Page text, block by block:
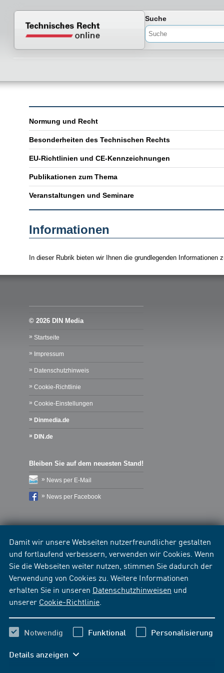
Damit wir unsere Webseiten nutzerfreundlicher gestalten
und fortlaufend verbessern, verwenden wir Cookies. Wenn
Sie die Webseiten weiter nutzen, stimmen Sie dadurch der
Verwendung von Cookies zu. Weitere Informationen
erhalten Sie in unseren Datenschutzhinweisen und
unserer Cookie-Richtlinie
Notwendig Funktional Personalisierung
Details anzeigen
Normenportal Barrierefreiheit
Suche
Normung und Recht
Besonderheiten des Technischen Rechts
EU-Richtlinien und CE-Kennzeichnungen
Publikationen zum Thema
Veranstaltungen und Seminare
Informationen
In dieser Rubrik bieten wir Ihnen die grundlegenden Informationen
© 2026 DIN Media
Startseite
Impressum
Datenschutzhinweis
Cookie-Richtlinie
Cookie-Einstellungen
Dinmedia.de
DIN.de
Bleiben Sie auf dem neuesten Stand!
News per E-Mail
News per Facebook